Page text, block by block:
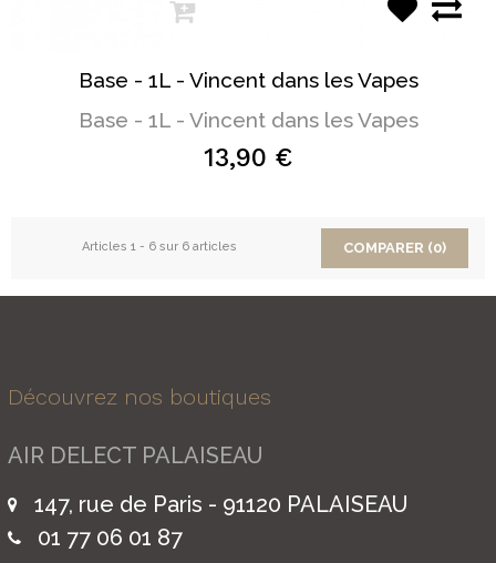
Base - 1L - Vincent dans les Vapes
Base - 1L - Vincent dans les Vapes
13,90 €
Articles 1 - 6 sur 6 articles COMPARER (0)
Découvrez nos boutiques
AIR DELECT PALAISEAU
147, rue de Paris - 91120 PALAISEAU
01 77 06 01 87